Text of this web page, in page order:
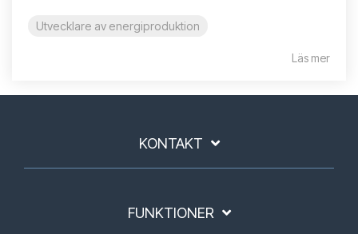
Utvecklare av energiproduktion
Läs mer
KONTAKT
FUNKTIONER